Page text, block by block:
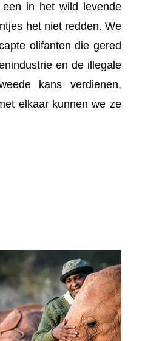
in het wild levende
het niet redden. We
olifanten die gered
en de illegale
kans verdienen,
elkaar kunnen we ze